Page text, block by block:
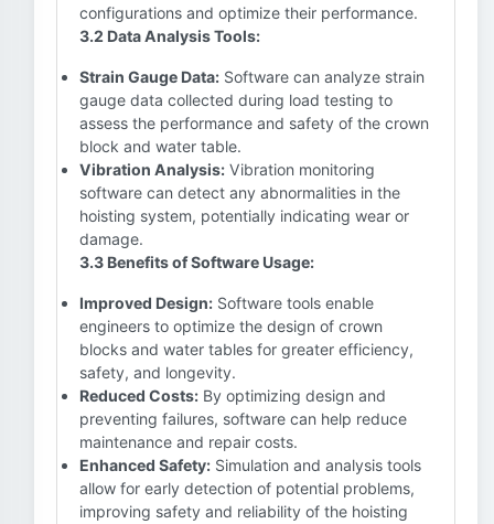
configurations and optimize their performance.
3.2 Data Analysis Tools:
Strain Gauge Data: Software can analyze strain
gauge data collected during load testing to
assess the performance and safety of the crown
block and water table.
Vibration Analysis: Vibration monitoring
software can detect any abnormalities in the
hoisting system, potentially indicating wear or
damage.
3.3 Benefits of Software Usage:
Improved Design: Software tools enable
engineers to optimize the design of crown
blocks and water tables for greater efficiency,
safety, and longevity.
Reduced Costs: By optimizing design and
preventing failures, software can help reduce
maintenance and repair costs.
Enhanced Safety: Simulation and analysis tools
allow for early detection of potential problems,
improving safety and reliability of the hoisting